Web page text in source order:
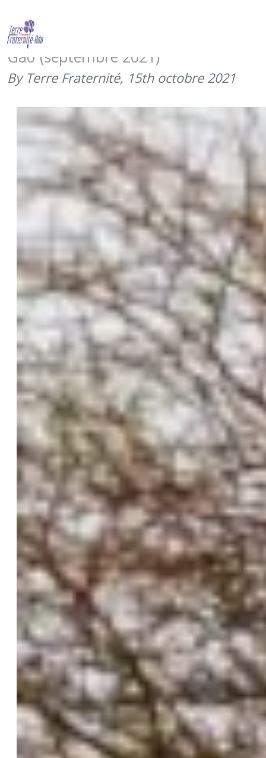
JNBAT – retour sur les dons – merci
à la plateforme opérationnelle de
Gao (septembre 2021)
By Terre Fraternité, 15th octobre 2021